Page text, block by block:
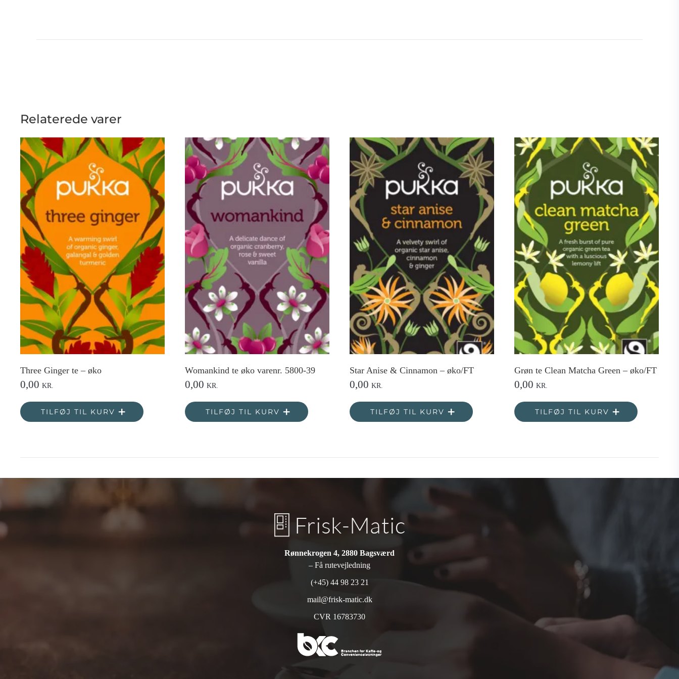
Relaterede varer
Three Ginger te – øko
0,00 KR.
TILFØJ TIL KURV
Womankind te øko varenr. 5800-39
0,00 KR.
TILFØJ TIL KURV
Star Anise & Cinnamon – øko/FT
0,00 KR.
TILFØJ TIL KURV
Grøn te Clean Matcha Green – øko/FT
0,00 KR.
TILFØJ TIL KURV
Rønnekrogen 4, 2880 Bagsværd
– Få rutevejledning
(+45) 44 98 23 21
mail@frisk-matic.dk
CVR 16783730